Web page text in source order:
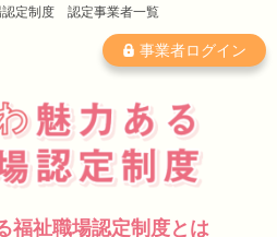
認定制度 認定事業者一覧
事業者ログイン
福祉職場認定制度とは